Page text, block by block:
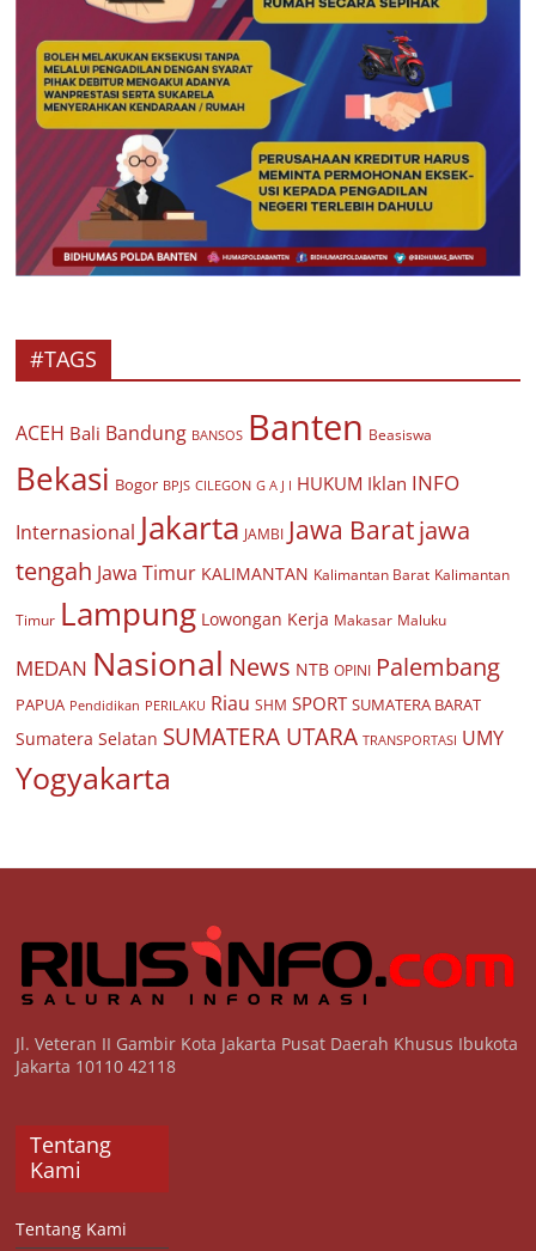
#TAGS
ACEH Bali Bandung BANSOS Banten Beasiswa
Bekasi Bogor BPJS CILEGON G A J I HUKUM Iklan INFO
Internasional Jakarta JAMBI Jawa Baratjawa
tengah Jawa Timur KALIMANTAN Kalimantan Barat Kalimantan
Timur Lampung Lowongan Kerja Makasar Maluku
MEDAN Nasional News NTB OPINI Palembang
PAPUA Pendidikan PERILAKU Riau SHM SPORT SUMATERA BARAT
Sumatera Selatan SUMATERA UTARA TRANSPORTASI UMY
Yogyakarta
Jl. Veteran II Gambir Kota Jakarta Pusat Daerah Khusus Ibukota
Jakarta 10110 42118
Tentang
Kami
Tentang Kami